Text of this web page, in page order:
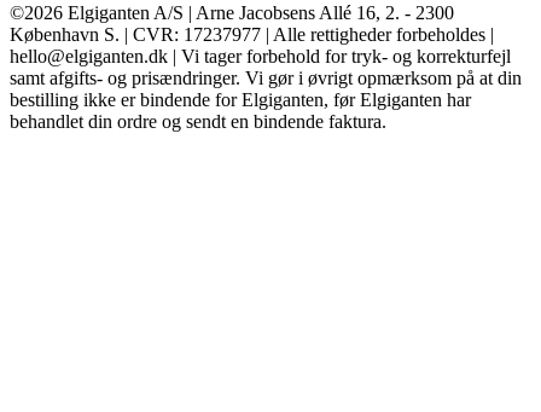
©2026 Elgiganten A/S | Arne Jacobsens Allé 16, 2. - 2300
København S. | CVR: 17237977 | Alle rettigheder forbeholdes |
hello@elgiganten.dk | Vi tager forbehold for tryk- og korrekturfejl
samt afgifts- og prisændringer. Vi gør i øvrigt opmærksom på at din
bestilling ikke er bindende for Elgiganten, før Elgiganten har
behandlet din ordre og sendt en bindende faktura.